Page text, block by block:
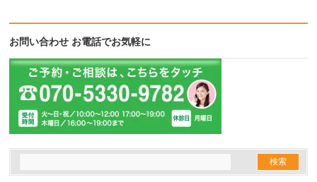
お問い合わせ お電話でお気軽に